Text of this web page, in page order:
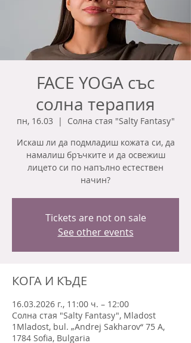
FACE YOGA със
солна терапия
пн, 16.03
  |
Солна стая "Salty Fantasy"
Искаш ли да подмладиш кожата си, да
намалиш бръчките и да освежиш
лицето си по напълно естествен
начин?
Tickets are not on sale
See other events
КОГА И КЪДЕ
16.03.2026 г., 11:00 ч. – 12:00
Солна стая "Salty Fantasy", Mladost
1Mladost, bul. „Andrej Sakharov“ 75 A,
1784 Sofia, Bulgaria